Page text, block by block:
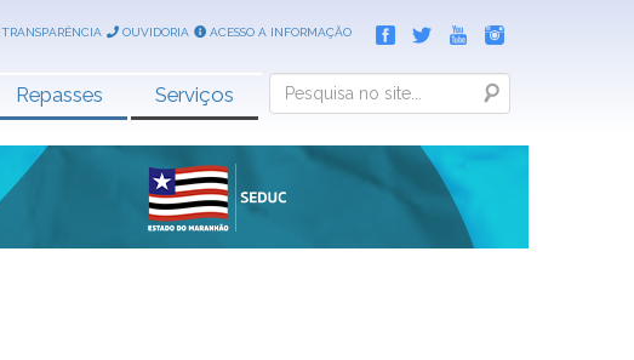
TRANSPARÊNCIA OUVIDORIA ACESSO A INFORMAÇÃO
Repasses Serviços Search